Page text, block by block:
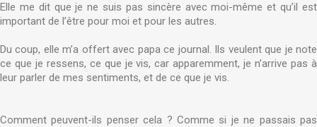
Elle me dit que je ne suis pas sincère avec moi-même et qu’il est
important de l’être pour moi et pour les autres.
Du coup, elle m’a offert avec papa ce journal. Ils veulent que je note
ce que je ressens, ce que je vis, car apparemment, je n’arrive pas à
leur parler de mes sentiments, et de ce que je vis.
Comment peuvent-ils penser cela ? Comme si je ne passais pas